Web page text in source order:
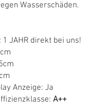
Wasserschäden.
1 JAHR direkt bei uns!
Anzeige: Ja
A++